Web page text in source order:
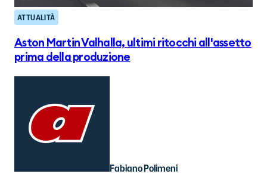
ATTUALITÀ
Aston Martin Valhalla, ultimi ritocchi all'assetto
prima della produzione
Fabiano Polimeni